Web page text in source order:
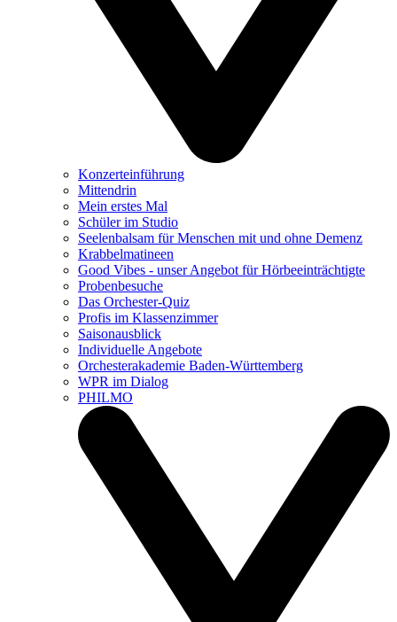
Konzerteinführung
Mittendrin
Mein erstes Mal
Schüler im Studio
Seelenbalsam für Menschen mit und ohne Demenz
Krabbelmatineen
Good Vibes - unser Angebot für Hörbeeinträchtigte
Probenbesuche
Das Orchester-Quiz
Profis im Klassenzimmer
Saisonausblick
Individuelle Angebote
Orchesterakademie Baden-Württemberg
WPR im Dialog
PHILMO